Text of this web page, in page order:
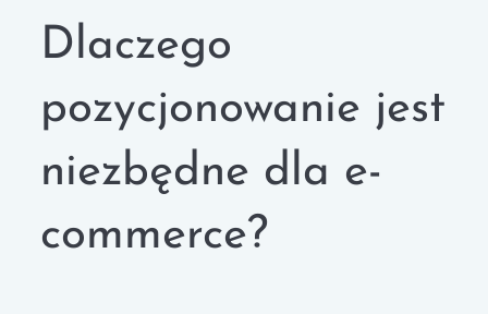
Dlaczego
pozycjonowanie jest
niezbędne dla e-
commerce?